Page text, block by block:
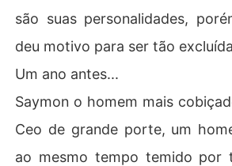
são suas personalidades,
deu motivo para ser tão
Um ano antes...
Saymon o homem mais
Ceo de grande porte, um
ao mesmo tempo temido por